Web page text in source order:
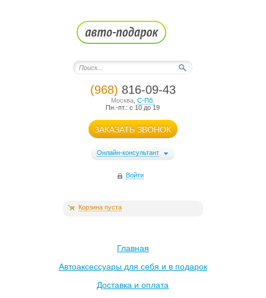
(968) 816-09-43
Москва ,С-Пб.
Пн.-пт.: с 10 до 19
ЗАКАЗАТЬ ЗВОНОК
Онлайн-консультант
Войти
Корзина пуста
Главная
Автоаксессуары для себя и в подарок
Доставка и оплата